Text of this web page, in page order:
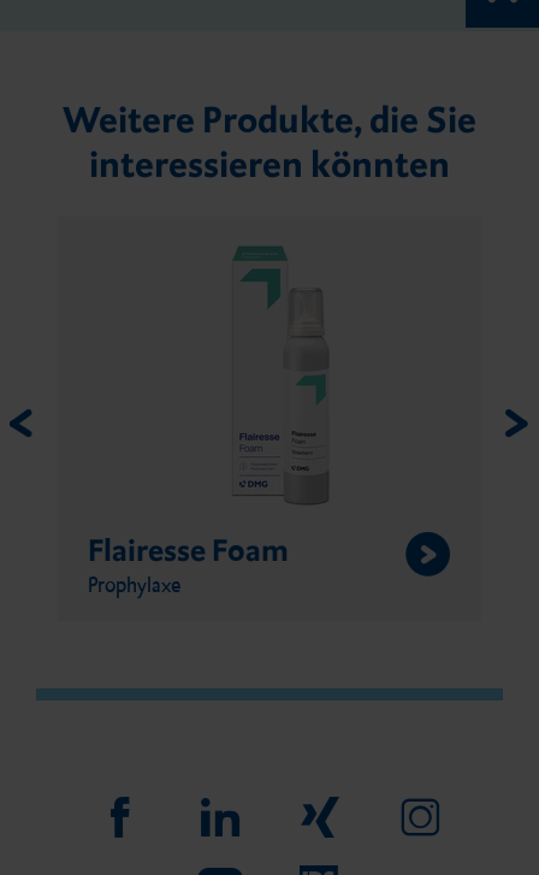
Weitere Produkte, die Sie
interessieren könnten
Flairesse Foam
Prophylaxe